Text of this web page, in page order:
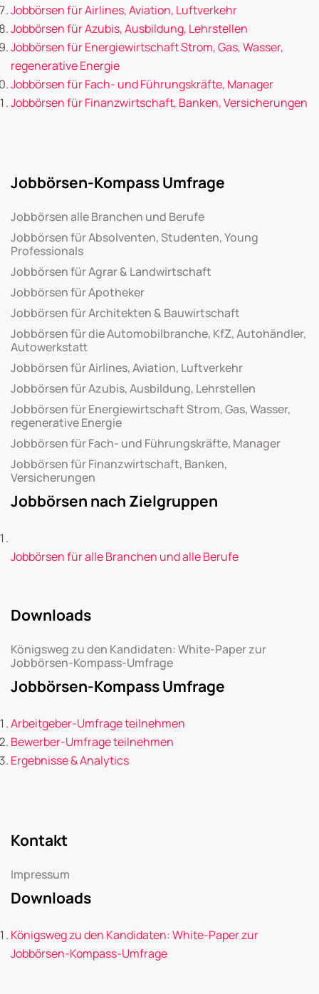
Jobbörsen für Airlines, Aviation, Luftverkehr
Jobbörsen für Azubis, Ausbildung, Lehrstellen
Jobbörsen für Energiewirtschaft Strom, Gas, Wasser,
regenerative Energie
Jobbörsen für Fach- und Führungskräfte, Manager
Jobbörsen für Finanzwirtschaft, Banken, Versicherungen
Jobbörsen-Kompass Umfrage
Jobbörsen alle Branchen und Berufe
Jobbörsen für Absolventen, Studenten, Young
Professionals
Jobbörsen für Agrar & Landwirtschaft
Jobbörsen für Apotheker
Jobbörsen für Architekten & Bauwirtschaft
Jobbörsen für die Automobilbranche, KfZ, Autohändler,
Autowerkstatt
Jobbörsen für Airlines, Aviation, Luftverkehr
Jobbörsen für Azubis, Ausbildung, Lehrstellen
Jobbörsen für Energiewirtschaft Strom, Gas, Wasser,
regenerative Energie
Jobbörsen für Fach- und Führungskräfte, Manager
Jobbörsen für Finanzwirtschaft, Banken,
Versicherungen
Jobbörsen nach Zielgruppen
Jobbörsen für alle Branchen und alle Berufe
Downloads
Königsweg zu den Kandidaten: White-Paper zur
Jobbörsen-Kompass-Umfrage
Jobbörsen-Kompass Umfrage
Arbeitgeber-Umfrage teilnehmen
Bewerber-Umfrage teilnehmen
Ergebnisse & Analytics
Kontakt
Impressum
Downloads
Königsweg zu den Kandidaten: White-Paper zur
Jobbörsen-Kompass-Umfrage